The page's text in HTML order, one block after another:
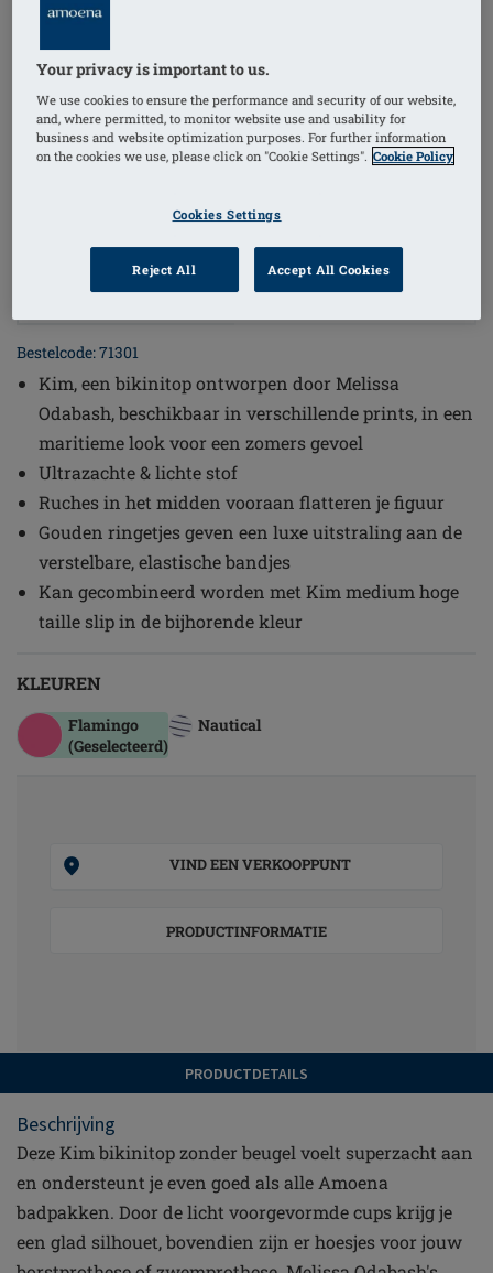
1/3
Bestelcode: 71301
Kim, een bikinitop ontworpen door Melissa
Odabash, beschikbaar in verschillende prints, in een
maritieme look voor een zomers gevoel
Ultrazachte & lichte stof
Ruches in het midden vooraan flatteren je figuur
Gouden ringetjes geven een luxe uitstraling aan de
verstelbare, elastische bandjes
Kan gecombineerd worden met Kim medium hoge
taille slip in de bijhorende kleur
KLEUREN
Flamingo
(Geselecteerd)
Nautical
VIND EEN VERKOOPPUNT
PRODUCTINFORMATIE
PRODUCTDETAILS
Beschrijving
Deze Kim bikinitop zonder beugel voelt superzacht aan
en ondersteunt je even goed als alle Amoena
badpakken. Door de licht voorgevormde cups krijg je
een glad silhouet, bovendien zijn er hoesjes voor jouw
Your privacy is important to us.
We use cookies to ensure the performance and security of our website,
and, where permitted, to monitor website use and usability for
business and website optimization purposes. For further information
on the cookies we use, please click on "Cookie Settings". Cookie Policy
Cookies Settings
Reject All Accept All Cookies